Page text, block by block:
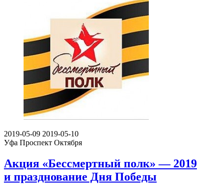
2019-05-09 2019-05-10
Уфа Проспект Октября
Акция «Бессмертный полк» — 2019
и празднование Дня Победы